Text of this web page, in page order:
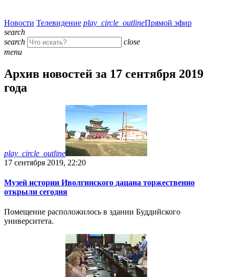
Новости Телевидение play_circle_outlineПрямой эфир
search
search
close
menu
Архив новостей за 17 сентября 2019
года
play_circle_outline
17 сентября 2019, 22:20
Музей истории Иволгинского дацана торжественно
открыли сегодня
Помещение расположилось в здании Буддийского
университета.